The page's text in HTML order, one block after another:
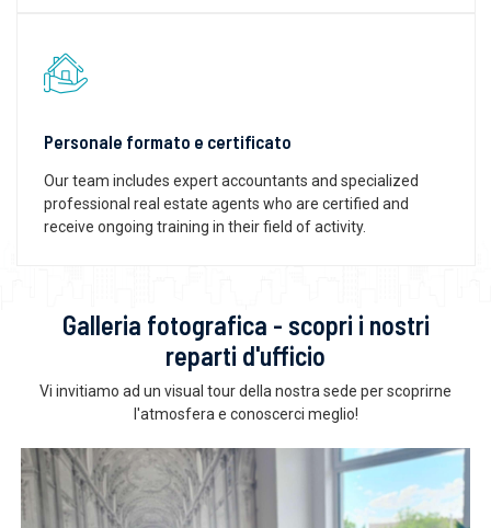
Personale formato e certificato
Our team includes expert accountants and specialized
professional real estate agents who are certified and
receive ongoing training in their field of activity.
Galleria fotografica - scopri i nostri
reparti d'ufficio
Vi invitiamo ad un visual tour della nostra sede per scoprirne
l'atmosfera e conoscerci meglio!